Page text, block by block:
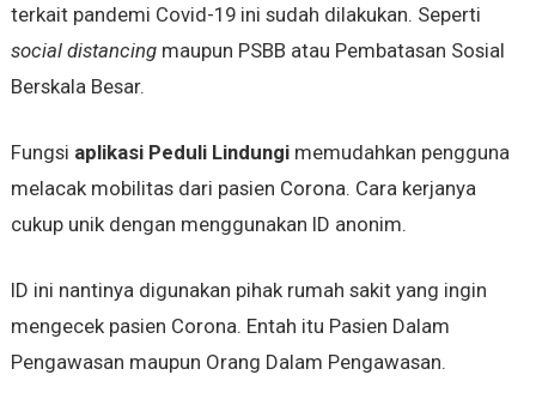
terkait pandemi Covid-19 ini sudah dilakukan. Seperti
social distancingmaupun PSBB atau Pembatasan Sosial
Berskala Besar.
Fungsi aplikasi Peduli Lindungimemudahkan pengguna
melacak mobilitas dari pasien Corona. Cara kerjanya
cukup unik dengan menggunakan ID anonim.
ID ini nantinya digunakan pihak rumah sakit yang ingin
mengecek pasien Corona. Entah itu Pasien Dalam
Pengawasan maupun Orang Dalam Pengawasan.